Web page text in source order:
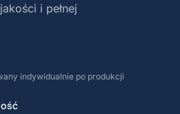
i pełnej
indywidualnie po produkcji